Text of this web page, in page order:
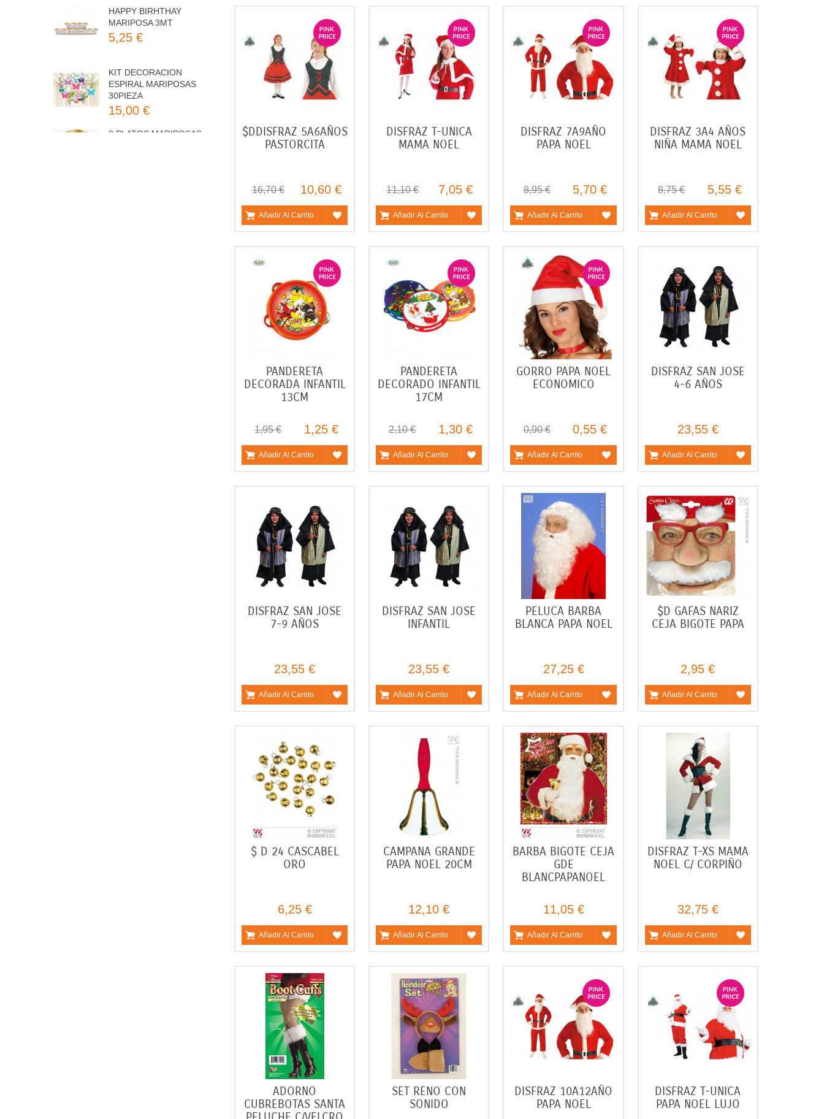
5,25 €
KIT DECORACION
15,00 €
COLORES 23CM
3,50 €
$DDISFRAZ 5A6AÑOS
PASTORCITA
16,70 € 10,60 €
Añadir Al Carrito
DISFRAZ T-UNICA
MAMA NOEL
11,10 € 7,05 €
Añadir Al Carrito
DISFRAZ 7A9AÑO
PAPA NOEL
8,95 € 5,70 €
Añadir Al Carrito
DISFRAZ 3A4 AÑOS
NIÑA MAMA NOEL
8,75 € 5,55 €
Añadir Al Carrito
PANDERETA
DECORADA INFANTIL
13CM
1,95 € 1,25 €
Añadir Al Carrito
PANDERETA
DECORADO INFANTIL
17CM
2,10 € 1,30 €
Añadir Al Carrito
GORRO PAPA NOEL
ECONOMICO
0,90 € 0,55 €
Añadir Al Carrito
DISFRAZ SAN JOSE
4-6 AÑOS
23,55 €
Añadir Al Carrito
DISFRAZ SAN JOSE
7-9 AÑOS
23,55 €
Añadir Al Carrito
DISFRAZ SAN JOSE
INFANTIL
23,55 €
Añadir Al Carrito
PELUCA BARBA
BLANCA PAPA NOEL
27,25 €
Añadir Al Carrito
$D GAFAS NARIZ
CEJA BIGOTE PAPA
2,95 €
Añadir Al Carrito
$ D 24 CASCABEL
ORO
6,25 €
Añadir Al Carrito
CAMPANA GRANDE
PAPA NOEL 20CM
12,10 €
Añadir Al Carrito
BARBA BIGOTE CEJA
GDE
BLANCPAPANOEL
11,05 €
Añadir Al Carrito
DISFRAZ T-XS MAMA
NOEL C/ CORPIÑO
32,75 €
Añadir Al Carrito
ADORNO
CUBREBOTAS SANTA
SET RENO CON
SONIDO
DISFRAZ 10A12AÑO
PAPA NOEL
DISFRAZ T-UNICA
PAPA NOEL LUJO